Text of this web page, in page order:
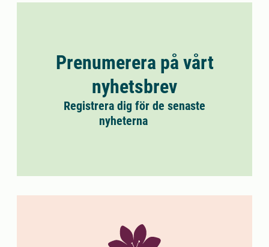
Prenumerera på vårt
nyhetsbrev
Registrera dig för de senaste
nyheterna